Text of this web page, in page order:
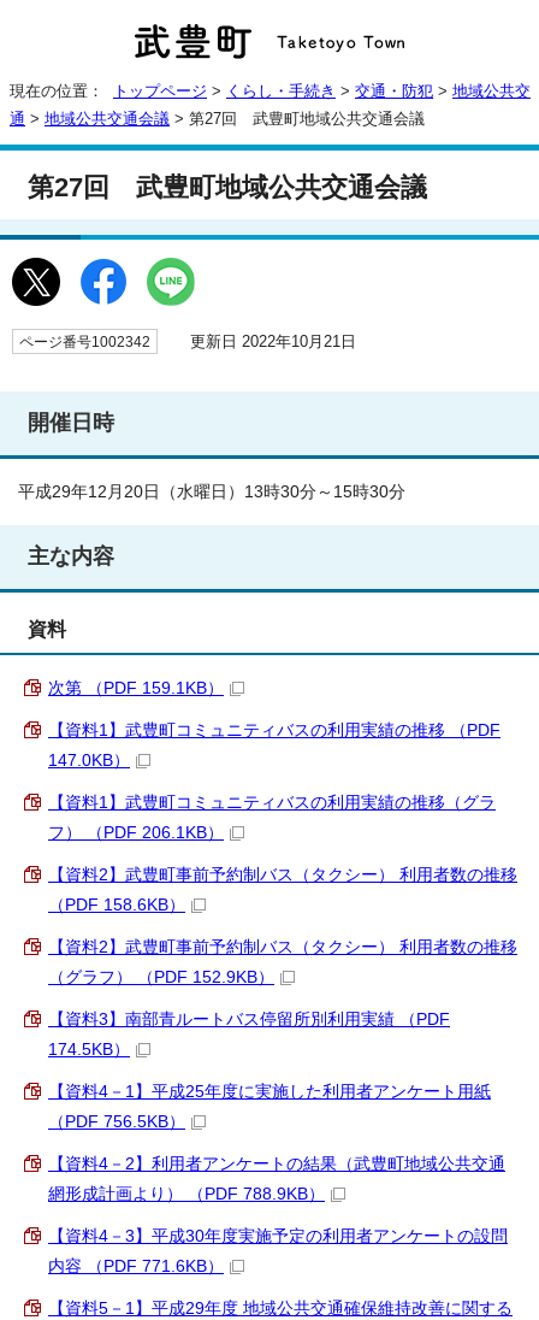
現在の位置： トップページ > くらし・手続き > 交通・防犯 > 地域公共交
通 > 地域公共交通会議 > 第27回 武豊町地域公共交通会議
第27回 武豊町地域公共交通会議
ページ番号1002342 更新日 2022年10月21日
開催日時
平成29年12月20日（水曜日）13時30分～15時30分
主な内容
資料
次第 （PDF 159.1KB）
【資料1】武豊町コミュニティバスの利用実績の推移 （PDF
147.0KB）
【資料1】武豊町コミュニティバスの利用実績の推移（グラ
フ） （PDF 206.1KB）
【資料2】武豊町事前予約制バス（タクシー） 利用者数の推移
（PDF 158.6KB）
【資料2】武豊町事前予約制バス（タクシー） 利用者数の推移
（グラフ） （PDF 152.9KB）
【資料3】南部青ルートバス停留所別利用実績 （PDF
174.5KB）
【資料4－1】平成25年度に実施した利用者アンケート用紙
（PDF 756.5KB）
【資料4－2】利用者アンケートの結果（武豊町地域公共交通
網形成計画より） （PDF 788.9KB）
【資料4－3】平成30年度実施予定の利用者アンケートの設問
内容 （PDF 771.6KB）
【資料5－1】平成29年度 地域公共交通確保維持改善に関する